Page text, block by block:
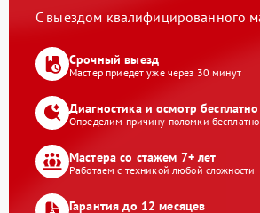
С выездом квалифицированного
Срочный выезд
Мастер приедет уже через 30 минут
Диагностика и осмотр бесплатно
Определим причину поломки бесплатно
Мастера со стажем 7+ лет
Работаем с техникой любой сложности
Гарантия до 12 месяцев